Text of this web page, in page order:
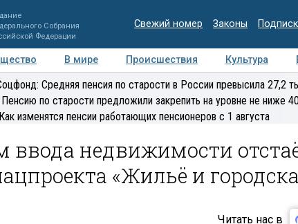
Собрания
Федерации
Свежий номер Законы
В мире Происшествия Культура
Регионы Медиацентр Интервью
Средняя пенсия по старости в России превысила 27,2
Пенсию по старости предложили закрепить на уровне не ниже
Как изменятся пенсии работающих пенсионеров с 1 августа
ввода недвижимости
«Жильё и
Читать нас в